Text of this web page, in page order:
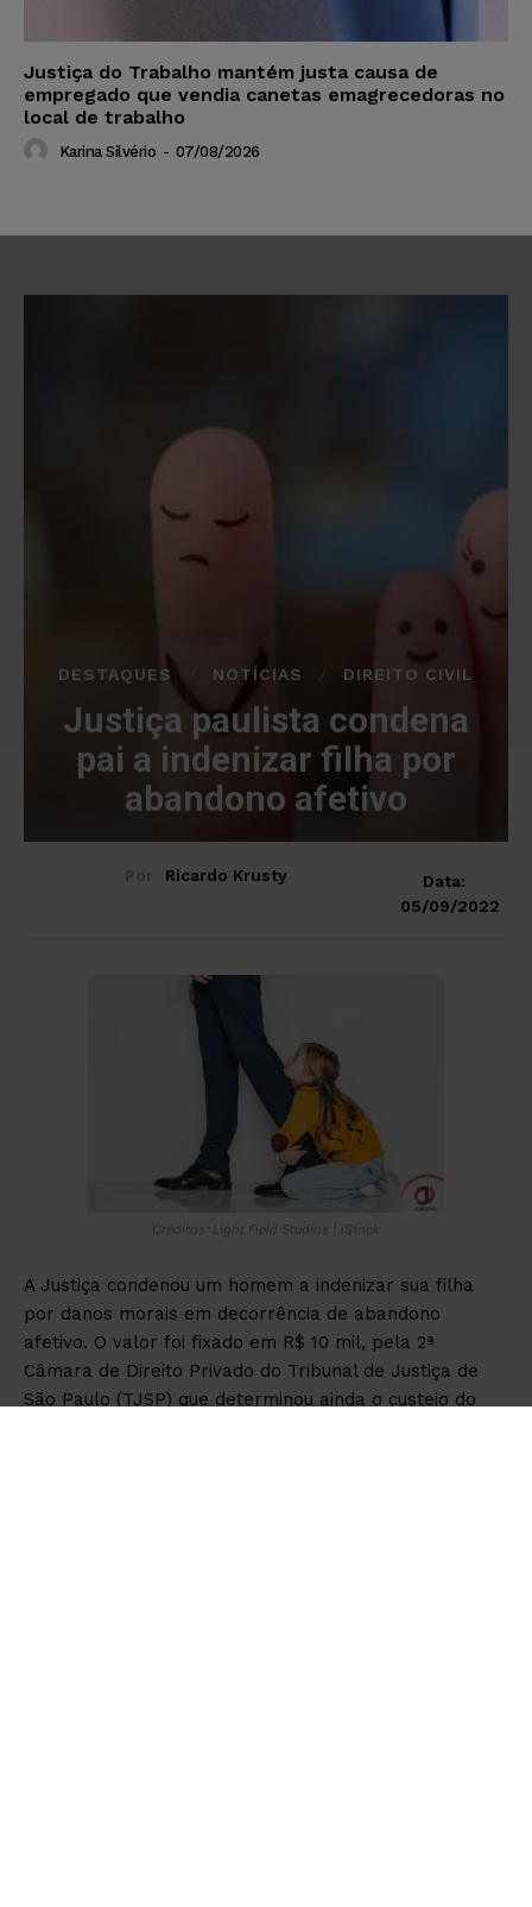
Justiça do Trabalho mantém justa causa de
empregado que vendia canetas emagrecedoras no
local de trabalho
Karina Silvério - 07/08/2026